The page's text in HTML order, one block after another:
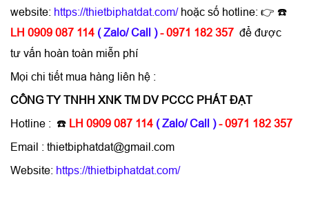
website: https://thietbiphatdat.com/ hoặc số hotline: 👉 ☎️
LH 0909 087 114 ( Zalo/ Call )- 0971 182 357 để được
tư vấn hoàn toàn miễn phí
Mọi chi tiết mua hàng liên hệ :
CÔNG TY TNHH XNK TM DV PCCC PHÁT ĐẠT
Hotline : ☎️ LH 0909 087 114 ( Zalo/ Call )- 0971 182 357
Email : thietbiphatdat@gmail.com
Website: https://thietbiphatdat.com/